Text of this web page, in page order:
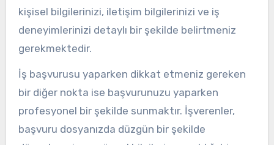
kişisel bilgilerinizi, iletişim bilgilerinizi ve iş
deneyimlerinizi detaylı bir şekilde belirtmeniz
gerekmektedir.
İş başvurusu yaparken dikkat etmeniz gereken
bir diğer nokta ise başvurunuzu yaparken
profesyonel bir şekilde sunmaktır. İşverenler,
başvuru dosyanızda düzgün bir şekilde